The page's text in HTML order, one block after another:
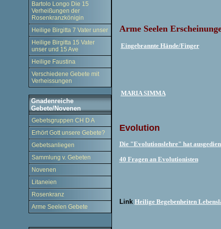
Bartolo Longo Die 15
Verheißungen der
Rosenkranzkönigin
Heilige Birgitta 7 Vater unser
Heilige Birgitta 15 Vater
unser und 15 Ave
Heilige Faustina
Verschiedene Gebete mit
Verheissungen
Gnadenreiche
Gebete/Novenen
Gebetsgruppen CH D A
Erhört Gott unsere Gebete?
Gebetsanliegen
Sammlung v. Gebeten
Novenen
Litaneien
Rosenkranz
Arme Seelen Gebete
Arme Seelen
Eingebrannte Hände/Finger
MARIA SIMMA
Evolution
Die "Evolutionslehre" hat
40 Fragen an Evolutionisten
Link Heilige Begebenheiten